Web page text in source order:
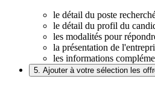
le détail du poste
le détail du profil du
les modalités pour
la présentation de
les informations
5. Ajouter à votre sélection les